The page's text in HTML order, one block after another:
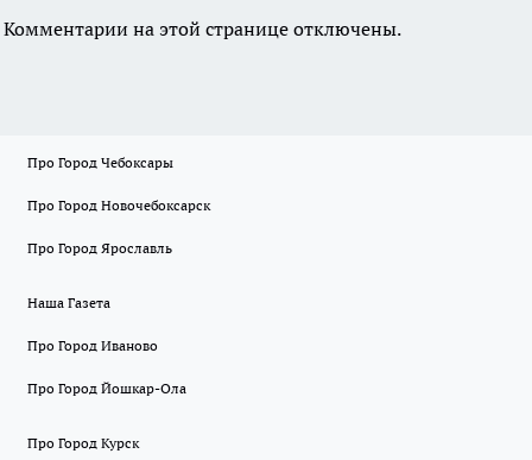
Комментарии на этой странице отключены.
Про Город Чебоксары
Про Город Новочебоксарск
Про Город Ярославль
Наша Газета
Про Город Иваново
Про Город Йошкар-Ола
Про Город Курск